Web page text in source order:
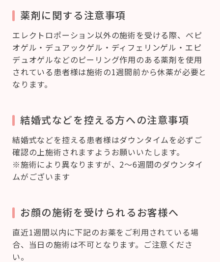
薬剤に関する注意事項
エレクトロポーション以外の施術を受ける際、べピ
オゲル・デュアックゲル・ディフェリンゲル・エピ
デュオゲルなどのピーリング作用のある薬剤を使用
されている患者様は施術の1週間前から休薬が必要と
なります。
結婚式などを控える方への注意事項
結婚式などを控える患者様はダウンタイムを必ずご
確認の上施術されますようお願いいたします。
※施術により異なりますが、2～6週間のダウンタイ
ムがございます
お顔の施術を受けられるお客様へ
直近1週間以内に下記のお薬をご利用されている場
合、当日の施術は不可となります。ご注意くださ
い。